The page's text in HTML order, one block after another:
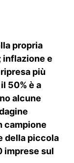
propria
inflazione e
più
50% è a
alcune
campione
della piccola
imprese sul